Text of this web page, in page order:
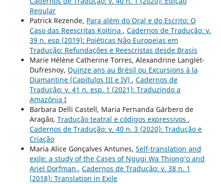
Regular
Patrick Rezende, Para além do Oral e do Escrito: O
Caso das Reescritas Koitiria , Cadernos de Tradução: v.
39 n. esp (2019): Poiéticas Não Europeias em
Tradução: Refundações e Reescristas desde Brasis
Marie Hélène Catherine Torres, Alexandrine Langlet-
Dufresnoy, Quinze ans au Brésil ou Excursions à la
Diamantine (Capítulos III e IV) , Cadernos de
Tradução: v. 41 n. esp. 1 (2021): Traduzindo a
Amazônia I
Barbara Delli Castell, Maria Fernanda Gárbero de
Aragão, Tradução teatral e códigos expressivos ,
Cadernos de Tradução: v. 40 n. 3 (2020): Tradução e
Criação
Maria Alice Gonçalves Antunes, Self-translation and
exile: a study of the Cases of Ngugi Wa Thiong‘o and
Ariel Dorfman , Cadernos de Tradução: v. 38 n. 1
(2018): Translation in Exile